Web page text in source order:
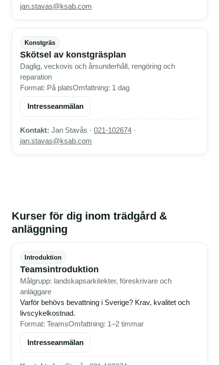
jan.stavas@ksab.com
Konstgräs
Skötsel av konstgräsplan
Daglig, veckovis och årsunderhåll, rengöring och
reparation
Format: På platsOmfattning: 1 dag
Intresseanmälan
Kontakt: Jan Stavås · 021-102674 ·
jan.stavas@ksab.com
Kurser för dig inom trädgård &
anläggning
Introduktion
Teamsintroduktion
Målgrupp: landskapsarkitekter, föreskrivare och
anläggare
Varför behövs bevattning i Sverige? Krav, kvalitet och
livscykelkostnad.
Format: TeamsOmfattning: 1–2 timmar
Intresseanmälan